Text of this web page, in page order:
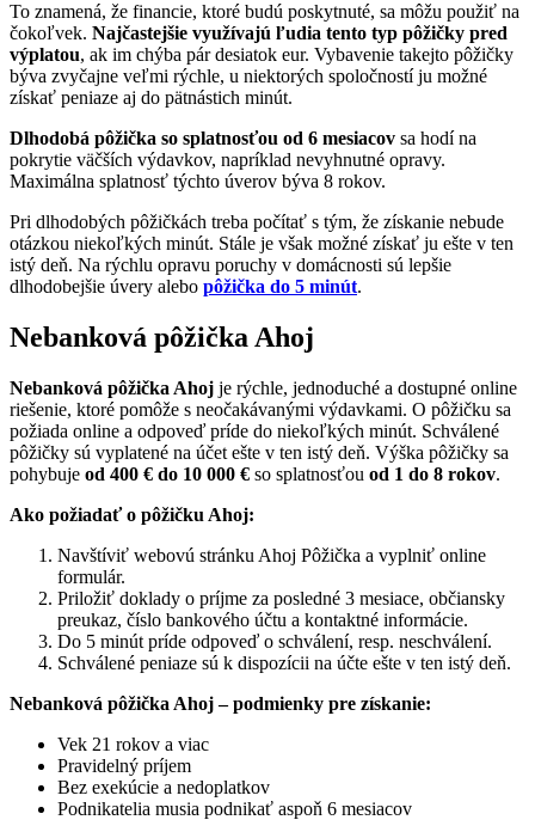
To znamená, že financie, ktoré budú poskytnuté, sa môžu použiť na
čokoľvek. Najčastejšie využívajú ľudia tento typ pôžičky pred
výplatou, ak im chýba pár desiatok eur. Vybavenie takejto pôžičky
býva zvyčajne veľmi rýchle, u niektorých spoločností ju možné
získať peniaze aj do pätnástich minút.
Dlhodobá pôžička so splatnosťou od 6 mesiacov sa hodí na
pokrytie väčších výdavkov, napríklad nevyhnutné opravy.
Maximálna splatnosť týchto úverov býva 8 rokov.
Pri dlhodobých pôžičkách treba počítať s tým, že získanie nebude
otázkou niekoľkých minút. Stále je však možné získať ju ešte v ten
istý deň. Na rýchlu opravu poruchy v domácnosti sú lepšie
dlhodobejšie úvery alebo pôžička do 5 minút.
Nebanková pôžička Ahoj
Nebanková pôžička Ahoj je rýchle, jednoduché a dostupné online
riešenie, ktoré pomôže s neočakávanými výdavkami. O pôžičku sa
požiada online a odpoveď príde do niekoľkých minút. Schválené
pôžičky sú vyplatené na účet ešte v ten istý deň. Výška pôžičky sa
pohybuje od 400 € do 10 000 € so splatnosťou od 1 do 8 rokov.
Ako požiadať o pôžičku Ahoj:
Navštíviť webovú stránku Ahoj Pôžička a vyplniť online
formulár.
Priložiť doklady o príjme za posledné 3 mesiace, občiansky
preukaz, číslo bankového účtu a kontaktné informácie.
Do 5 minút príde odpoveď o schválení, resp. neschválení.
Schválené peniaze sú k dispozícii na účte ešte v ten istý deň.
Nebanková pôžička Ahoj – podmienky pre získanie:
Vek 21 rokov a viac
Pravidelný príjem
Bez exekúcie a nedoplatkov
Podnikatelia musia podnikať aspoň 6 mesiacov